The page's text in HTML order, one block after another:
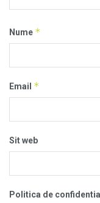
Nume *
Email *
Sit web
Politica de